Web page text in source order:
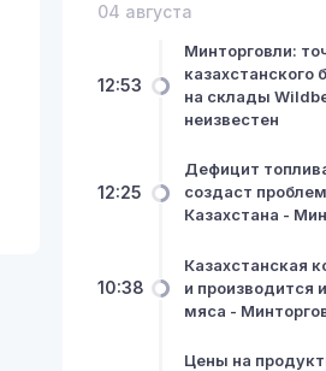
04 августа
12:53
Минторговли:
казахстанского
на склады
неизвестен
12:25
Дефицит
создаст
Казахстана -
10:38
Казахстанская
и производится
мяса -
Цены на